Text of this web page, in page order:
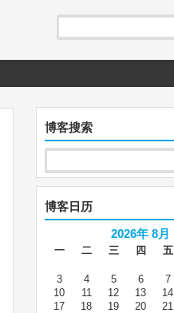
博客搜索
博客日历
2026年 8月
一 二 三 四 五
3
4 5 6 7
10
11 12 13 14
17
18 19 20 21